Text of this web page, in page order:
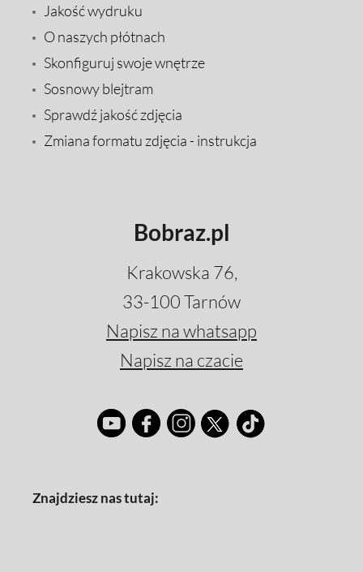
Jakość wydruku
O naszych płótnach
Skonfiguruj swoje wnętrze
Sosnowy blejtram
Sprawdź jakość zdjęcia
Zmiana formatu zdjęcia - instrukcja
Bobraz.pl
Krakowska 76,
33-100 Tarnów
Napisz na whatsapp
Napisz na czacie
Znajdziesz nas tutaj: